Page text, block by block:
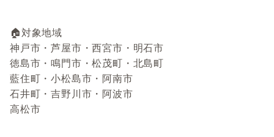
🏠対象地域
神戸市・芦屋市・西宮市・明石市
徳島市・鳴門市・松茂町・北島町
藍住町・小松島市・阿南市
石井町・吉野川市・阿波市
高松市